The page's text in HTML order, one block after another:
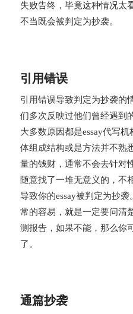
失败告终，毕竟这种情况太
不当既会被判定为抄袭。
引用错误
引用错误导致判定为抄袭的
们多次反映过他们曾经遇到
大多数原因都是essay代写
体组成结构或是方法并不熟
量的钱财，通常不会去针对
随意找了一堆无意义的，不
导致你的essay被判定为抄
常的容易，就是一定要问清
测报告，如果不能，那么你
了。
通篇抄袭